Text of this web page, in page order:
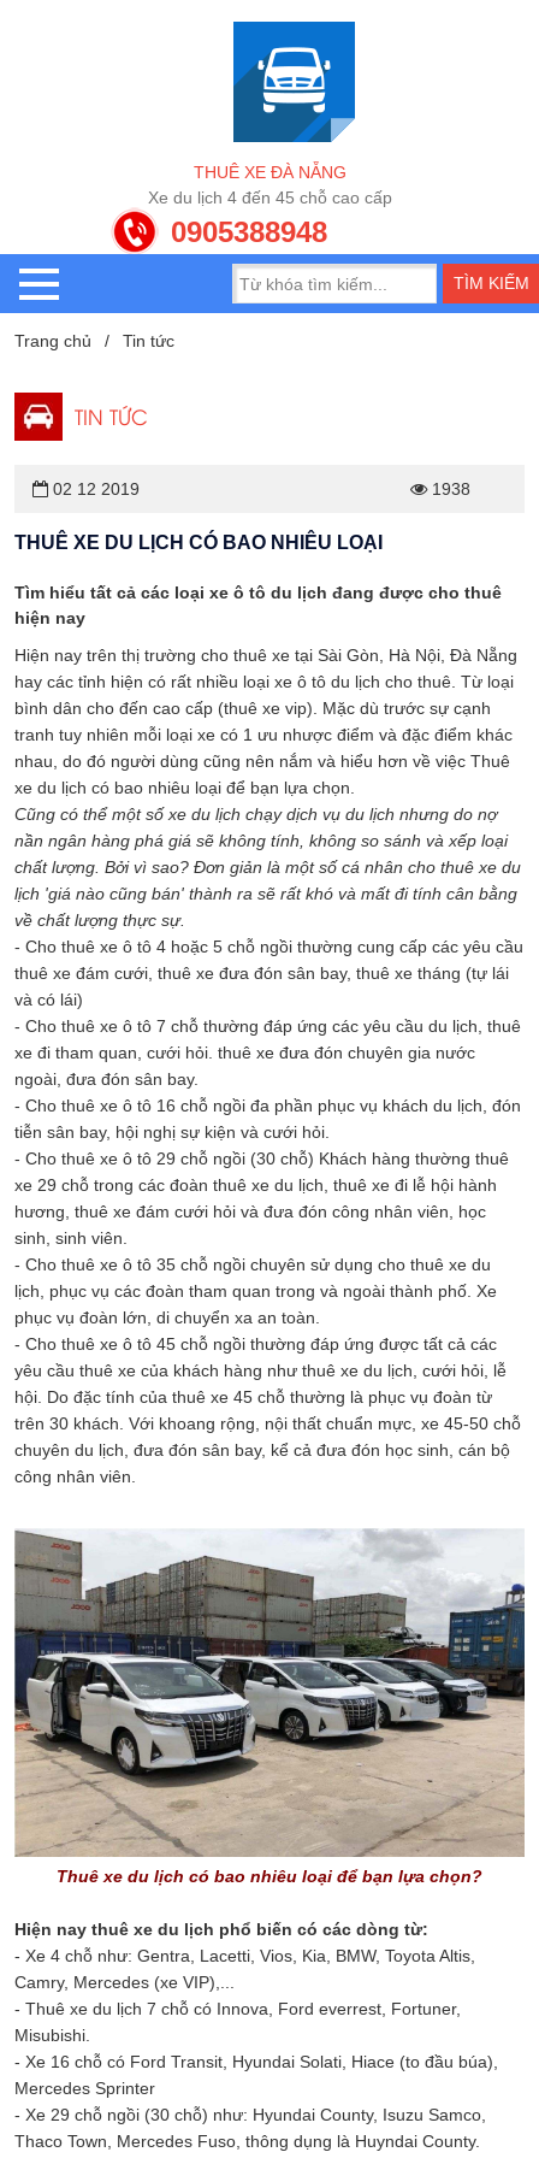
THUÊ XE ĐÀ NẴNG
Xe du lịch 4 đến 45 chỗ cao cấp
0905388948
Trang chủ Tin tức
TIN TỨC
02 12 2019 1938
THUÊ XE DU LỊCH CÓ BAO NHIÊU LOẠI
Tìm hiểu tất cả các loại xe ô tô du lịch đang được cho thuê
hiện nay
Hiện nay trên thị trường cho thuê xe tại Sài Gòn, Hà Nội, Đà Nẵng
hay các tỉnh hiện có rất nhiều loại xe ô tô du lịch cho thuê. Từ loại
bình dân cho đến cao cấp (thuê xe vip). Mặc dù trước sự cạnh
tranh tuy nhiên mỗi loại xe có 1 ưu nhược điểm và đặc điểm khác
nhau, do đó người dùng cũng nên nắm và hiểu hơn về việc Thuê
xe du lịch có bao nhiêu loại để bạn lựa chọn.
Cũng có thể một số xe du lịch chạy dịch vụ du lịch nhưng do nợ
nần ngân hàng phá giá sẽ không tính, không so sánh và xếp loại
chất lượng. Bởi vì sao? Đơn giản là một số cá nhân cho thuê xe du
lịch 'giá nào cũng bán' thành ra sẽ rất khó và mất đi tính cân bằng
về chất lượng thực sự.
- Cho thuê xe ô tô 4 hoặc 5 chỗ ngồi thường cung cấp các yêu cầu
thuê xe đám cưới, thuê xe đưa đón sân bay, thuê xe tháng (tự lái
và có lái)
- Cho thuê xe ô tô 7 chỗ thường đáp ứng các yêu cầu du lịch, thuê
xe đi tham quan, cưới hỏi. thuê xe đưa đón chuyên gia nước
ngoài, đưa đón sân bay.
- Cho thuê xe ô tô 16 chỗ ngồi đa phần phục vụ khách du lịch, đón
tiễn sân bay, hội nghị sự kiện và cưới hỏi.
- Cho thuê xe ô tô 29 chỗ ngồi (30 chỗ) Khách hàng thường thuê
xe 29 chỗ trong các đoàn thuê xe du lịch, thuê xe đi lễ hội hành
hương, thuê xe đám cưới hỏi và đưa đón công nhân viên, học
sinh, sinh viên.
- Cho thuê xe ô tô 35 chỗ ngồi chuyên sử dụng cho thuê xe du
lịch, phục vụ các đoàn tham quan trong và ngoài thành phố. Xe
phục vụ đoàn lớn, di chuyển xa an toàn.
- Cho thuê xe ô tô 45 chỗ ngồi thường đáp ứng được tất cả các
yêu cầu thuê xe của khách hàng như thuê xe du lịch, cưới hỏi, lễ
hội. Do đặc tính của thuê xe 45 chỗ thường là phục vụ đoàn từ
trên 30 khách. Với khoang rộng, nội thất chuẩn mực, xe 45-50 chỗ
chuyên du lịch, đưa đón sân bay, kể cả đưa đón học sinh, cán bộ
công nhân viên.
Thuê xe du lịch có bao nhiêu loại để bạn lựa chọn?
Hiện nay thuê xe du lịch phổ biến có các dòng từ:
- Xe 4 chỗ như: Gentra, Lacetti, Vios, Kia, BMW, Toyota Altis,
Camry, Mercedes (xe VIP),...
- Thuê xe du lịch 7 chỗ có Innova, Ford everrest, Fortuner,
Misubishi.
- Xe 16 chỗ có Ford Transit, Hyundai Solati, Hiace (to đầu búa),
Mercedes Sprinter
- Xe 29 chỗ ngồi (30 chỗ) như: Hyundai County, Isuzu Samco,
Thaco Town, Mercedes Fuso, thông dụng là Huyndai County.